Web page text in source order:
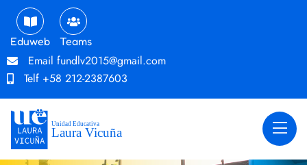
Eduweb Teams
Email fundlv2015@gmail.com
Telf +58 212-2387603